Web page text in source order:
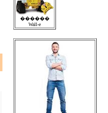
������
Wall-e